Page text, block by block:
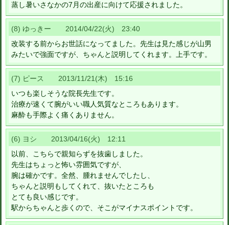
蒸し暑いさなかの7月の出産に向けて応援されました。
(8) ゆっきー 2014/04/22(火) 23:40
改装する前からお世話になってました。先生は見た感じが山男
みたいで強面ですが、ちゃんと説明してくれます。上手です。
(7) ピース 2013/11/21(木) 15:16
いつも楽しそうな院長先生です。
治療が速くて腕がいい職人気質なところもあります。
麻酔も手際よく痛くありません。
(6) ヨシ 2013/04/16(火) 12:11
以前、こちらで親知らずを抜歯しました。
先生はちょっと怖い雰囲気ですが、
腕は確かです。全然、腫れませんでしたし、
ちゃんと説明もしてくれて、抜いたところも
とても良い感じです。
駅からちゃんと歩くので、そこがマイナスポイントです。